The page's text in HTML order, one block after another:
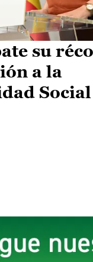
su
a la
Social